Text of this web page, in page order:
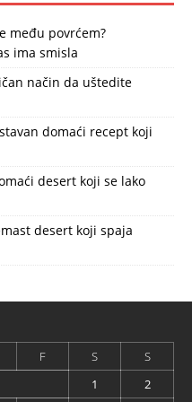
među povrćem?
ima smisla
način da uštedite
domaći recept koji
desert koji se lako
desert koji spaja
F S
S
1
2